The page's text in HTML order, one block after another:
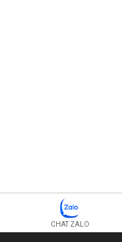
CHAT ZALO